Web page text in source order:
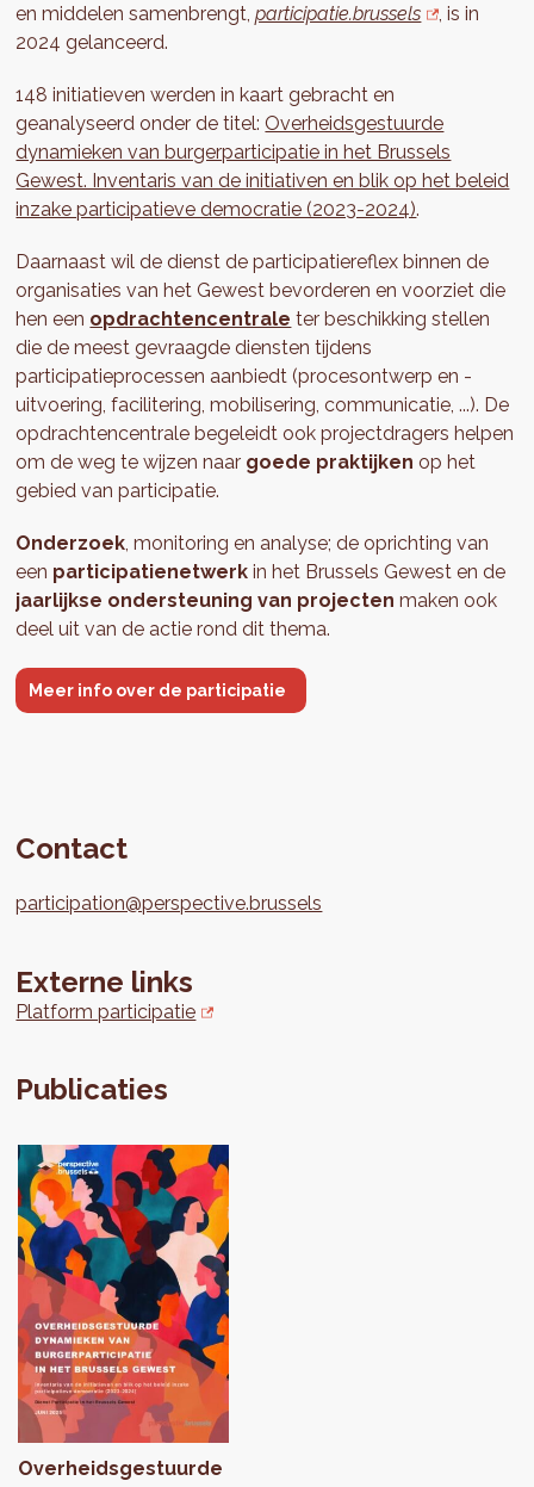
en middelen samenbrengt,participatie.brussels
, is in
2024 gelanceerd.
148 initiatieven werden in kaart gebracht en
geanalyseerd onder de titel: Overheidsgestuurde
dynamieken van burgerparticipatie in het Brussels
Gewest. Inventaris van de initiativen en blik op het beleid
inzake participatieve democratie (2023-2024).
Daarnaast wil de dienst de participatiereflex binnen de
organisaties van het Gewest bevorderen en voorziet die
hen een opdrachtencentrale ter beschikking stellen
die de meest gevraagde diensten tijdens
participatieprocessen aanbiedt (procesontwerp en -
uitvoering, facilitering, mobilisering, communicatie, ...). De
opdrachtencentrale begeleidt ook projectdragers helpen
om de weg te wijzen naar goede praktijken op het
gebied van participatie.
Onderzoek , monitoring en analyse; de oprichting van
een participatienetwerk in het Brussels Gewest en de
jaarlijkse ondersteuning van projecten maken ook
deel uit van de actie rond dit thema.
Meer info over de participatie
Contact
participation@perspective.brussels
Externe links
Platform participatie
Publicaties
Overheidsgestuurde